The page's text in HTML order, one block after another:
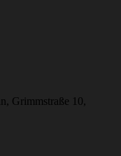
Grimmstraße 10,